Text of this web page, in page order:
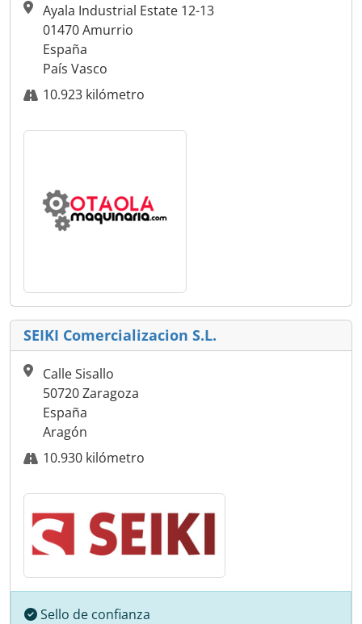
Ayala Industrial Estate 12-13
01470 Amurrio
España
País Vasco
10.923 kilómetro
SEIKI Comercializacion S.L.
Calle Sisallo
50720 Zaragoza
España
Aragón
10.930 kilómetro
Sello de confianza